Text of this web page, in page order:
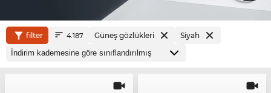
filter 4.187 Güneş gözlükleri Siyah